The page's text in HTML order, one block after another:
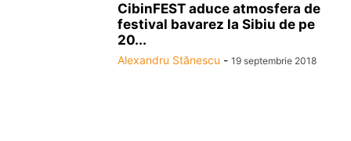
CibinFEST aduce atmosfera de
festival bavarez la Sibiu de pe
20...
Alexandru Stănescu - 19 septembrie 2018